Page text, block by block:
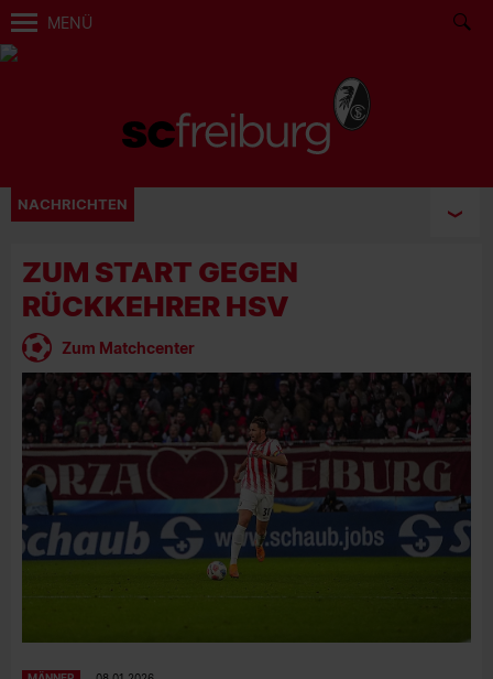
MENÜ
NACHRICHTEN
ZUM START GEGEN
RÜCKKEHRER HSV
Zum Matchcenter